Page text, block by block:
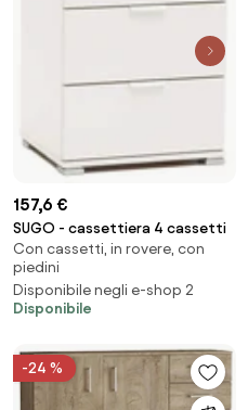
157,6 €
SUGO - cassettiera 4 cassetti
Con cassetti, in rovere, con
piedini
Disponibile negli e-shop 2
Disponibile
-24 %